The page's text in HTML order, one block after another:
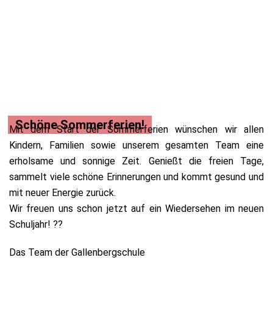
Schöne Sommerferien!
Mit dem Start der Sommerferien wünschen wir allen
Kindern, Familien sowie unserem gesamten Team eine
erholsame und sonnige Zeit. Genießt die freien Tage,
sammelt viele schöne Erinnerungen und kommt gesund und
mit neuer Energie zurück.
Wir freuen uns schon jetzt auf ein Wiedersehen im neuen
Schuljahr! ??
Das Team der Gallenbergschule